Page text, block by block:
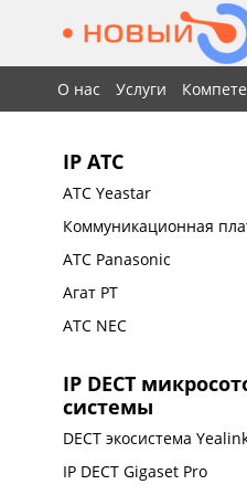
О нас Услуги
IP АТС
АТС Yeastar
Коммуникационная
АТС Panasonic
Агат РТ
АТС NEC
IP DECT
системы
DECT экосистема
IP DECT Gigaset Pro